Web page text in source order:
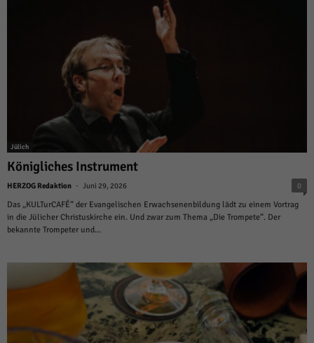
Jülich
Königliches Instrument
HERZOG Redaktion - Juni 29, 2026 0
Das „KULTurCAFÉ“ der Evangelischen Erwachsenenbildung lädt zu einem Vortrag
in die Jülicher Christuskirche ein. Und zwar zum Thema „Die Trompete“. Der
bekannte Trompeter und...